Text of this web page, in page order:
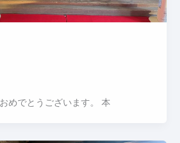
めでとうございます。 本